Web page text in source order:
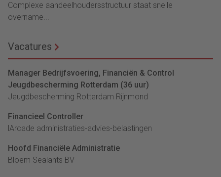
Complexe aandeelhoudersstructuur staat snelle
overname...
Vacatures
Manager Bedrijfsvoering, Financiën & Control
Jeugdbescherming Rotterdam (36 uur)
Jeugdbescherming Rotterdam Rijnmond
Financieel Controller
lArcade administraties-advies-belastingen
Hoofd Financiële Administratie
Bloem Sealants BV